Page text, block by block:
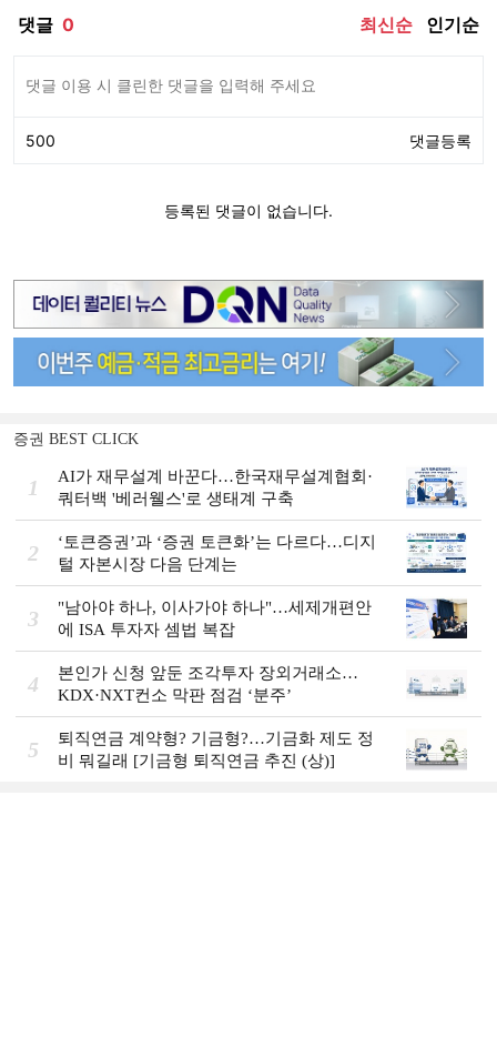
증권 BEST CLICK
1
AI가 재무설계 바꾼다…한국재무설계협회·
쿼터백 '베러웰스'로 생태계 구축
2
‘토큰증권’과 ‘증권 토큰화’는 다르다…디지
털 자본시장 다음 단계는
3
"남아야 하나, 이사가야 하나"…세제개편안
에 ISA 투자자 셈법 복잡
4
본인가 신청 앞둔 조각투자 장외거래소…
KDX·NXT컨소 막판 점검 ‘분주’
5
퇴직연금 계약형? 기금형?…기금화 제도 정
비 뭐길래 [기금형 퇴직연금 추진 (상)]